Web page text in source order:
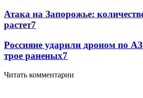
Атака на Запорожье:
растет7
Россияне ударили дроном по
трое раненых7
Читать комментарии